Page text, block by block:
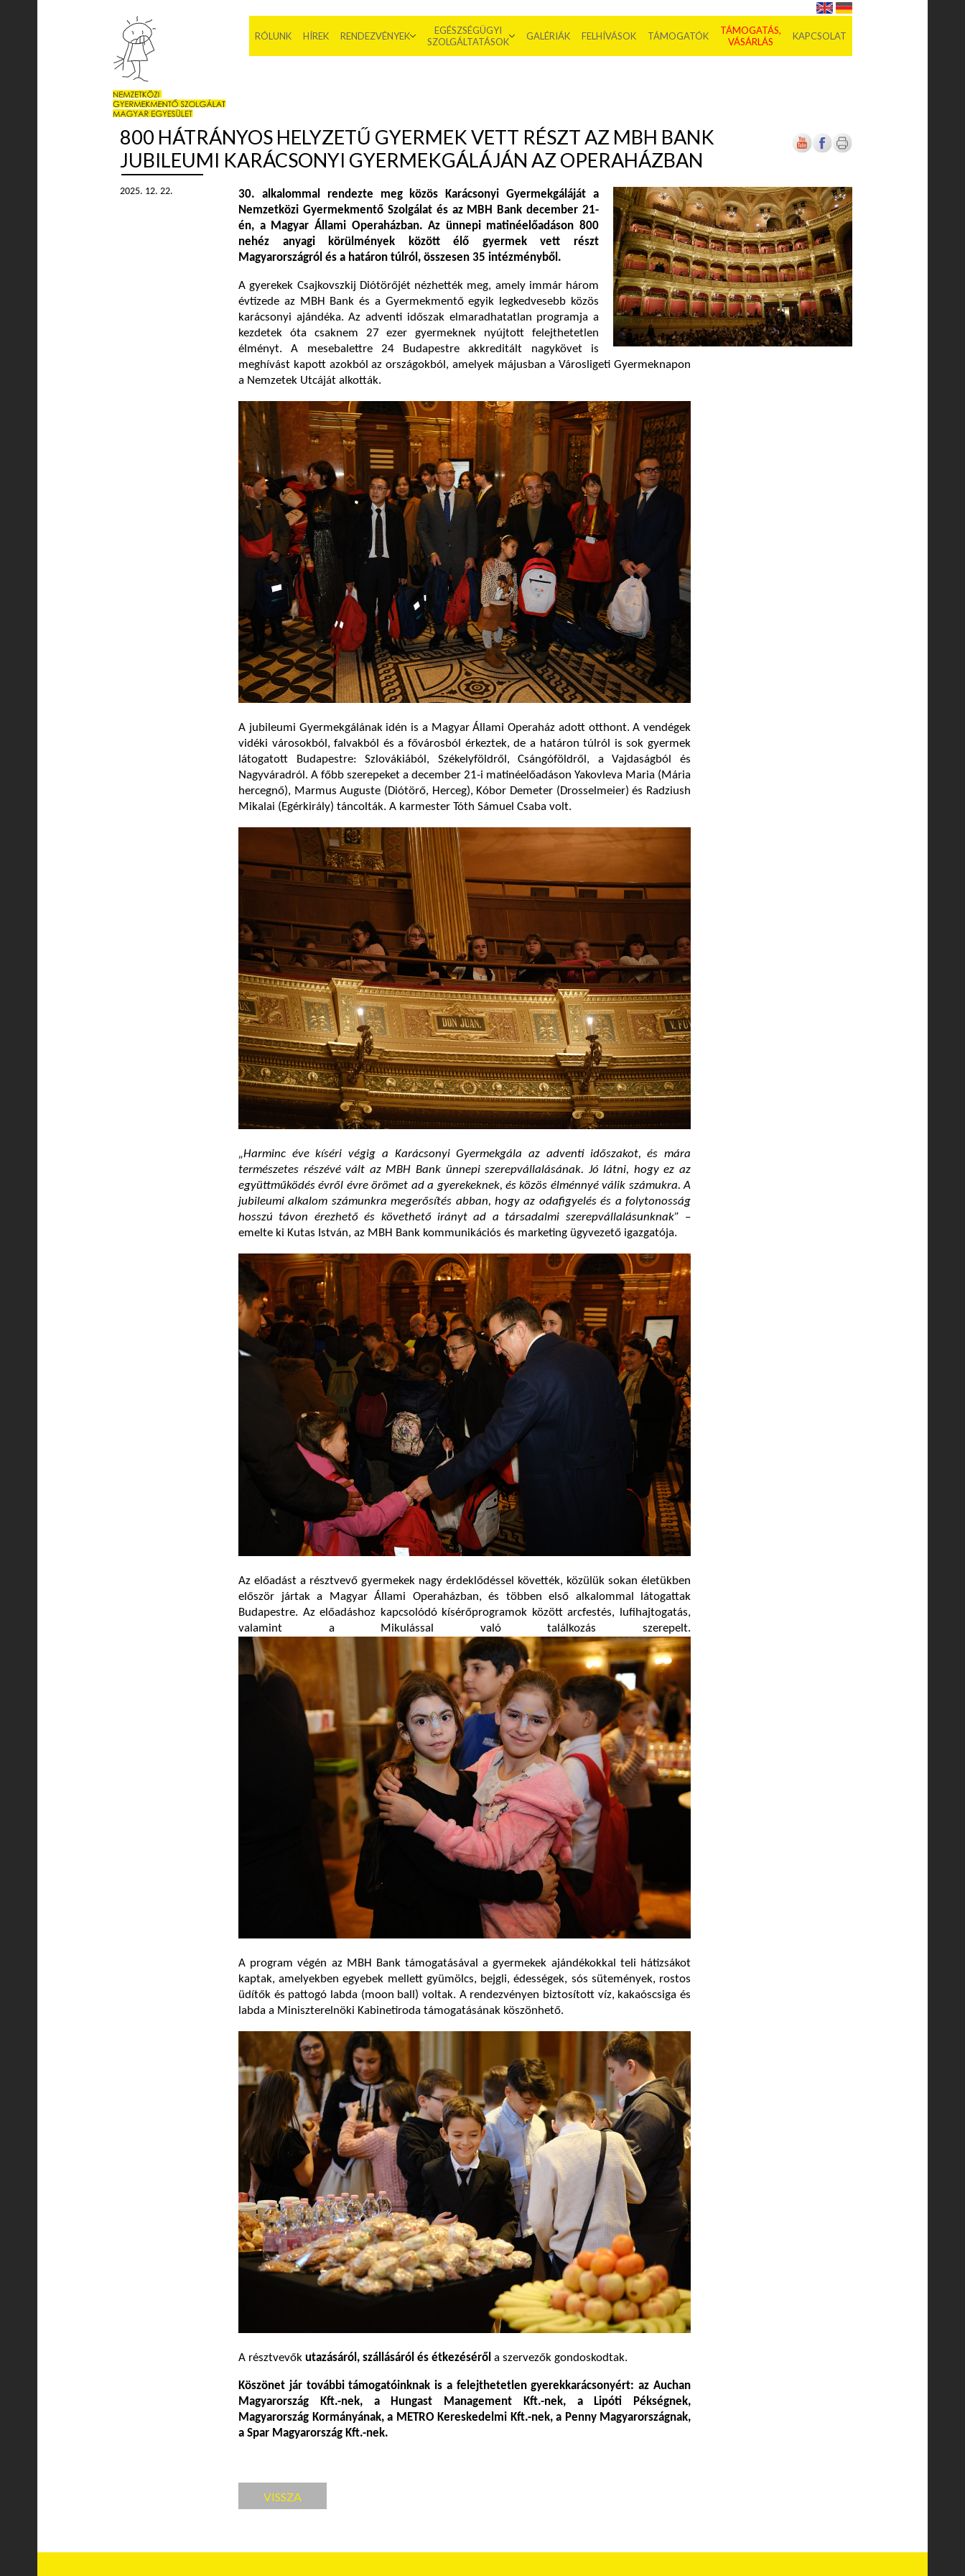
RÓLUNK HÍREK RENDEZVÉNYEK
EGÉSZSÉGÜGYI
SZOLGÁLTATÁSOK
GALÉRIÁK FELHÍVÁSOK TÁMOGATÓK
TÁMOGATÁS,
VÁSÁRLÁS
KAPCSOLAT
800 HÁTRÁNYOS HELYZETŰ GYERMEK VETT RÉSZT AZ MBH BANK
JUBILEUMI KARÁCSONYI GYERMEKGÁLÁJÁN AZ OPERAHÁZBAN
2025. 12. 22.
30. alkalommal rendezte meg közös Karácsonyi Gyermekgáláját a
Nemzetközi Gyermekmentő Szolgálat és az MBH Bank december 21-
én, a Magyar Állami Operaházban. Az ünnepi matinéelőadáson 800
nehéz anyagi körülmények között élő gyermek vett részt
Magyarországról és a határon túlról, összesen 35 intézményből.
A gyerekek Csajkovszkij Diótörőjét nézhették meg, amely immár három
évtizede az MBH Bank és a Gyermekmentő egyik legkedvesebb közös
karácsonyi ajándéka. Az adventi időszak elmaradhatatlan programja a
kezdetek óta csaknem 27 ezer gyermeknek nyújtott felejthetetlen
élményt. A mesebalettre 24 Budapestre akkreditált nagykövet is
meghívást kapott azokból az országokból, amelyek májusban a Városligeti Gyermeknapon
a Nemzetek Utcáját alkották.
A jubileumi Gyermekgálának idén is a Magyar Állami Operaház adott otthont. A vendégek
vidéki városokból, falvakból és a fővárosból érkeztek, de a határon túlról is sok gyermek
látogatott Budapestre: Szlovákiából, Székelyföldről, Csángóföldről, a Vajdaságból és
Nagyváradról. A főbb szerepeket a december 21-i matinéelőadáson Yakovleva Maria (Mária
hercegnő), Marmus Auguste (Diótörő, Herceg), Kóbor Demeter (Drosselmeier) és Radziush
Mikalai (Egérkirály) táncolták. A karmester Tóth Sámuel Csaba volt.
„Harminc éve kíséri végig a Karácsonyi Gyermekgála az adventi időszakot, és mára
természetes részévé vált az MBH Bank ünnepi szerepvállalásának. Jó látni, hogy ez az
együttműködés évről évre örömet ad a gyerekeknek, és közös élménnyé válik számukra. A
jubileumi alkalom számunkra megerősítés abban, hogy az odafigyelés és a folytonosság
hosszú távon érezhető és követhető irányt ad a társadalmi szerepvállalásunknak” –
emelte ki Kutas István, az MBH Bank kommunikációs és marketing ügyvezető igazgatója.
Az előadást a résztvevő gyermekek nagy érdeklődéssel követték, közülük sokan életükben
először jártak a Magyar Állami Operaházban, és többen első alkalommal látogattak
Budapestre. Az előadáshoz kapcsolódó kísérőprogramok között arcfestés, lufihajtogatás,
valamint a Mikulással való találkozás szerepelt.
A program végén az MBH Bank támogatásával a gyermekek ajándékokkal teli hátizsákot
kaptak, amelyekben egyebek mellett gyümölcs, bejgli, édességek, sós sütemények, rostos
üdítők és pattogó labda (moon ball) voltak. A rendezvényen biztosított víz, kakaóscsiga és
labda a Miniszterelnöki Kabinetiroda támogatásának köszönhető.
A résztvevők utazásáról, szállásáról és étkezéséről a szervezők gondoskodtak.
Köszönet jár további támogatóinknak is a felejthetetlen gyerekkarácsonyért: az Auchan
Magyarország Kft.-nek, a Hungast Management Kft.-nek, a Lipóti Pékségnek,
Magyarország Kormányának, a METRO Kereskedelmi Kft.-nek, a Penny Magyarországnak,
a Spar Magyarország Kft.-nek.
VISSZA